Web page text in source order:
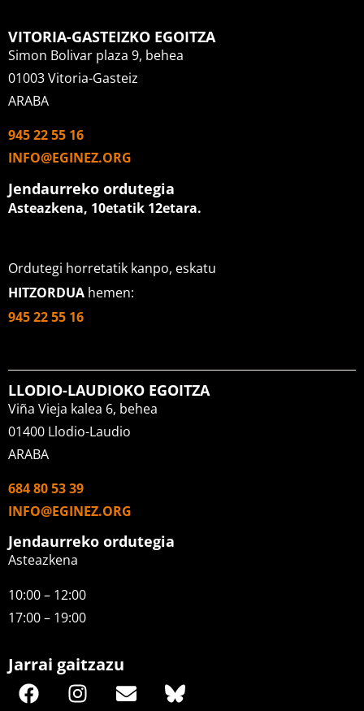
VITORIA-GASTEIZKO EGOITZA
Simon Bolivar plaza 9, behea
01003 Vitoria-Gasteiz
ARABA
945 22 55 16
INFO@EGINEZ.ORG
Jendaurreko ordutegia
Asteazkena, 10etatik 12etara.
Ordutegi horretatik kanpo, eskatu
HITZORDUA hemen:
945 22 55 16
LLODIO-LAUDIOKO EGOITZA
Viña Vieja kalea 6, behea
01400 Llodio-Laudio
ARABA
684 80 53 39
INFO@EGINEZ.ORG
Jendaurreko ordutegia
Asteazkena
10:00 – 12:00
17:00 – 19:00
Jarrai gaitzazu